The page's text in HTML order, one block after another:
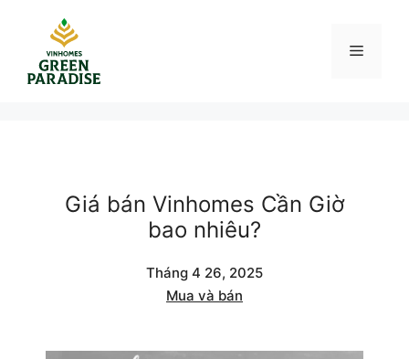
dung
Menu
Giá bán Vinhomes Cần Giờ
bao nhiêu?
Tháng 4 26, 2025
Mua và bán